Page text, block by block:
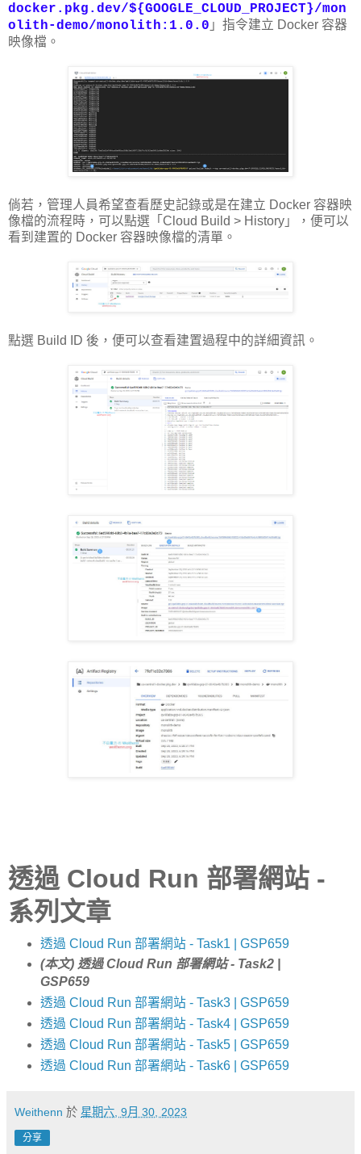
docker.pkg.dev/${GOOGLE_CLOUD_PROJECT}/mon
olith-demo/monolith:1.0.0 」指令建立 Docker 容器
映像檔。
倘若，管理人員希望查看歷史記錄或是在建立 Docker 容器映
像檔的流程時，可以點選「Cloud Build > History」，便可以
看到建置的 Docker 容器映像檔的清單。
點選 Build ID 後，便可以查看建置過程中的詳細資訊。
透過 Cloud Run 部署網站 -
系列文章
透過 Cloud Run 部署網站 - Task1 | GSP659
(本文) 透過 Cloud Run 部署網站 - Task2 |
GSP659
透過 Cloud Run 部署網站 - Task3 | GSP659
透過 Cloud Run 部署網站 - Task4 | GSP659
透過 Cloud Run 部署網站 - Task5 | GSP659
透過 Cloud Run 部署網站 - Task6 | GSP659
Weithenn 於 星期六, 9月 30, 2023
分享